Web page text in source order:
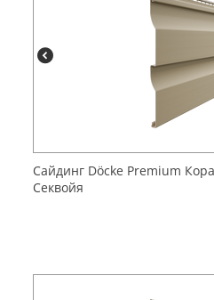
Сайдинг Döcke Premium
Секвойя